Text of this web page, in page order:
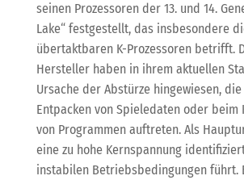
seinen Prozessoren der 13. und 14.
Lake“ festgestellt, das insbesondere
übertaktbaren K-Prozessoren betrifft.
Hersteller haben in ihrem aktuellen
Ursache der Abstürze hingewiesen,
Entpacken von Spieledaten oder beim
von Programmen auftreten. Als
eine zu hohe Kernspannung
instabilen Betriebsbedingungen führt.